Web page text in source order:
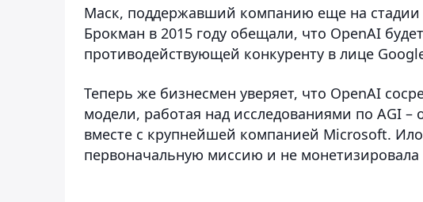
Маск, поддержавший компанию еще на стадии
Брокман в 2015 году обещали, что OpenAI
противодействующей конкуренту в лице
Теперь же бизнесмен уверяет, что OpenAI
модели, работая над исследованиями по AGI –
вместе с крупнейшей компанией Microsoft.
первоначальную миссию и не монетизировала